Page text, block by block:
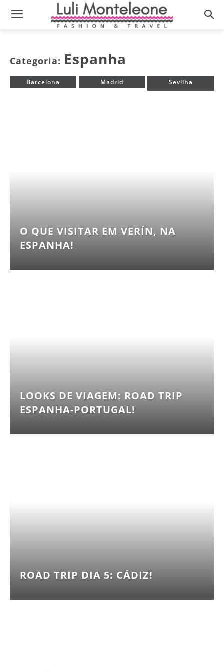
Categoria: Espanha
Barcelona Madrid Sevilha
O QUE VISITAR EM VERÍN, NA
ESPANHA!
LOOKS DE VIAGEM: ROAD TRIP
ESPANHA-PORTUGAL!
ROAD TRIP DIA 5: CÁDIZ!